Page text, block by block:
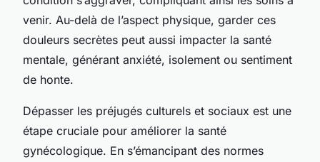
venir. Au-delà de l’aspect physique, garder ces
douleurs secrètes peut aussi impacter la santé
mentale, générant anxiété, isolement ou sentiment
de honte.
Dépasser les préjugés culturels et sociaux est une
étape cruciale pour améliorer la santé
gynécologique. En s’émancipant des normes